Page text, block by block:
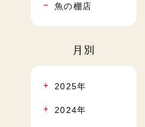
魚の棚店
月別
2025年
2024年